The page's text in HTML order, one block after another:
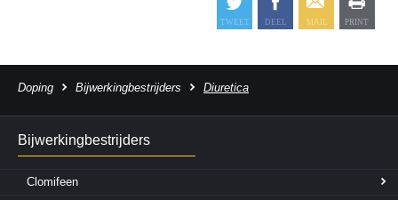
Doping Bijwerkingbestrijders Diuretica
Bijwerkingbestrijders
Clomifeen